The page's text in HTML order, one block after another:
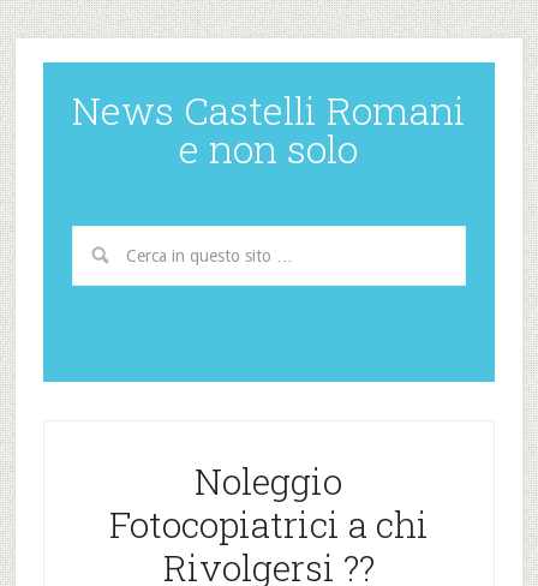
News Castelli Romani
e non solo
Noleggio
Fotocopiatrici a chi
Rivolgersi ??